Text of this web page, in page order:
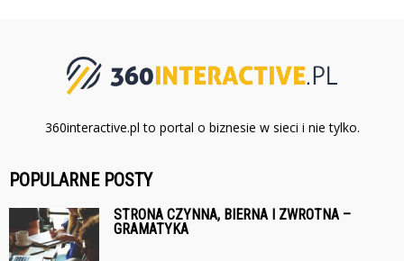
360interactive.pl to portal o biznesie w sieci i nie tylko.
POPULARNE POSTY
STRONA CZYNNA, BIERNA I ZWROTNA –
GRAMATYKA